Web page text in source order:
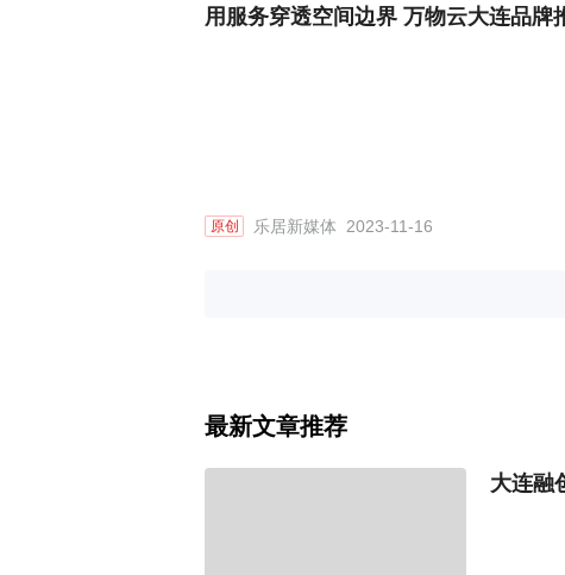
用服务穿透空间边界 万物云大连品牌
原创 乐居新媒体 2023-11-16
最新文章推荐
大连融